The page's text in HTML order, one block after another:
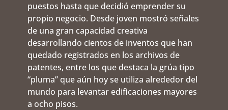
puestos hasta que decidió emprender su
propio negocio. Desde joven mostró señales
de una gran capacidad creativa
desarrollando cientos de inventos que han
quedado registrados en los archivos de
patentes, entre los que destaca la grúa tipo
“pluma” que aún hoy se utiliza alrededor del
mundo para levantar edificaciones mayores
a ocho pisos.